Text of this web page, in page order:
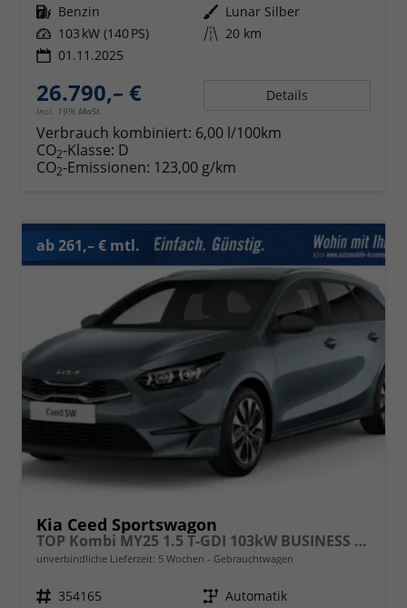
Kraftstoff Benzin Außenfarbe Lunar Silber
Leistung 103 kW (140 PS) Kilometerstand 20 km
01.11.2025
26.790,– €
incl. 19% MwSt.
Details
Verbrauch kombiniert: 6,00 l/100km
CO2-Klasse: D
CO2-Emissionen: 123,00 g/km
ab 261,– € mtl.
Kia Ceed Sportswagon
TOP Kombi MY25 1.5 T-GDI 103kW BUSINESS DCT7
unverbindliche Lieferzeit: 5 Wochen Gebrauchtwagen
Fahrzeugnr. 354165 Getriebe Automatik